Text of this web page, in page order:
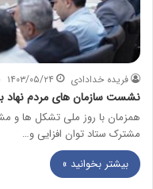
فریده خدادادی ۱۴۰۳/۰۵/۲۴
نشست سازمان های مردم نهاد
همزمان با روز ملی تشکل ها و
مشترک ستاد توان افزایی و…
بیشتر بخوانید »